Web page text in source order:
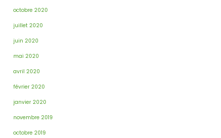
octobre 2020
juillet 2020
juin 2020
mai 2020
avril 2020
février 2020
janvier 2020
novembre 2019
octobre 2019